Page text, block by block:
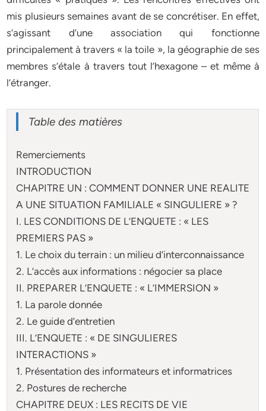
mis plusieurs semaines avant de se concrétiser. En effet,
s’agissant d’une association qui fonctionne
principalement à travers « la toile », la géographie de ses
membres s’étale à travers tout l’hexagone – et même à
l’étranger.
Table des matières
Remerciements
INTRODUCTION
CHAPITRE UN : COMMENT DONNER UNE REALITE
A UNE SITUATION FAMILIALE « SINGULIERE » ?
I. LES CONDITIONS DE L’ENQUETE : « LES
PREMIERS PAS »
1. Le choix du terrain : un milieu d’interconnaissance
2. L’accès aux informations : négocier sa place
II. PREPARER L’ENQUETE : « L’IMMERSION »
1. La parole donnée
2. Le guide d’entretien
III. L’ENQUETE : « DE SINGULIERES
INTERACTIONS »
1. Présentation des informateurs et informatrices
2. Postures de recherche
CHAPITRE DEUX : LES RECITS DE VIE